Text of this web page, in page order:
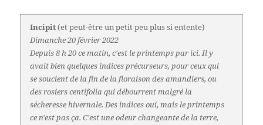
Incipit(et peut-être un petit peu plus si entente)
Dimanche 20 février 2022
Depuis 8 h 20 ce matin, c'est le printemps par ici. Il y
avait bien quelques indices précurseurs, pour ceux qui
se soucient de la fin de la floraison des amandiers, ou
des rosiers centifolia qui débourrent malgré la
sécheresse hivernale. Des indices oui, mais le printemps
ce n'est pas ça. C'est une odeur changeante de la terre,